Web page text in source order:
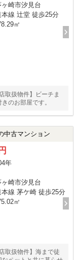
崎市汐見台
本線 辻堂 徒歩25分
㎡
取扱物件】ビーチま
のお部屋です。
中古マンション
年
崎市汐見台
本線 茅ケ崎 徒歩25分
㎡
取扱物件】海まで徒